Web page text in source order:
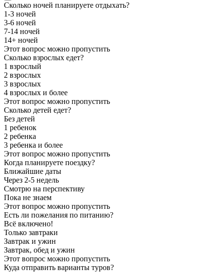
Сколько ночей планируете отдыхать?
1-3 ночей
3-6 ночей
7-14 ночей
14+ ночей
Этот вопрос можно пропустить
Сколько взрослых едет?
1 взрослый
2 взрослых
3 взрослых
4 взрослых и более
Этот вопрос можно пропустить
Сколько детей едет?
Без детей
1 ребенок
2 ребенка
3 ребенка и более
Этот вопрос можно пропустить
Когда планируете поездку?
Ближайшие даты
Через 2-5 недель
Смотрю на перспективу
Пока не знаем
Этот вопрос можно пропустить
Есть ли пожелания по питанию?
Всё включено!
Только завтраки
Завтрак и ужин
Завтрак, обед и ужин
Этот вопрос можно пропустить
Куда отправить варианты туров?